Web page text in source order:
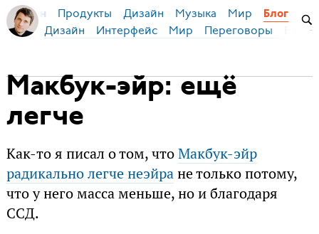
Бирман Продукты Дизайн Музыка Мир Блог
Дизайн Интерфейс Мир Переговоры
Макбук-эйр: ещё
легче
Как-то я писал о том, чтоМакбук-эйр
радикально легче неэйране только потому,
что у него масса меньше, но и благодаря
ССД.